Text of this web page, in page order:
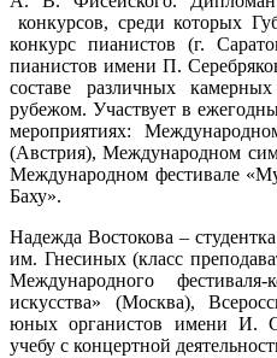
конкурсов, среди которых
конкурс пианистов (г.
пианистов имени П.
составе различных
рубежом. Участвует в
мероприятиях:
(Австрия), Международном
Международном фестивале
Баху».
Надежда Востокова –
им. Гнесиных (класс
Международного
искусства» (Москва),
юных органистов имени И.
учебу с концертной